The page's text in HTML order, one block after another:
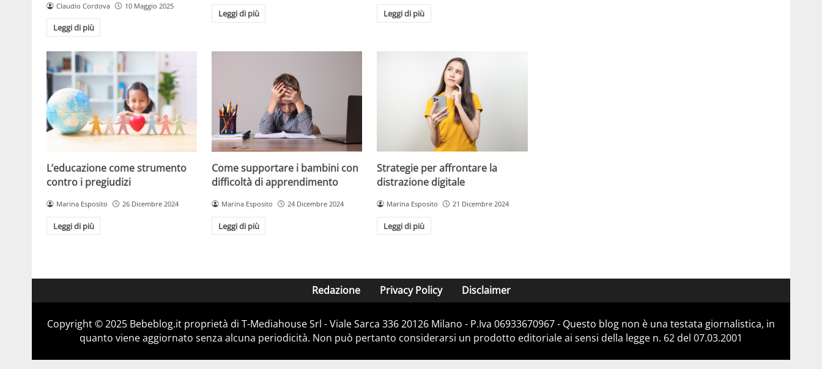
Claudio Cordova 10 Maggio 2025
Leggi di più
Leggi di più Leggi di più
L’educazione come strumento
contro i pregiudizi
Marina Esposito 26 Dicembre 2024
Leggi di più
Come supportare i bambini con
difficoltà di apprendimento
Marina Esposito 24 Dicembre 2024
Leggi di più
Strategie per affrontare la
distrazione digitale
Marina Esposito 21 Dicembre 2024
Leggi di più
Redazione Privacy Policy Disclaimer
Copyright © 2025 Bebeblog.it proprietà di T-Mediahouse Srl - Viale Sarca 336 20126 Milano - P.Iva 06933670967 - Questo blog non è una testata giornalistica, in
quanto viene aggiornato senza alcuna periodicità. Non può pertanto considerarsi un prodotto editoriale ai sensi della legge n. 62 del 07.03.2001